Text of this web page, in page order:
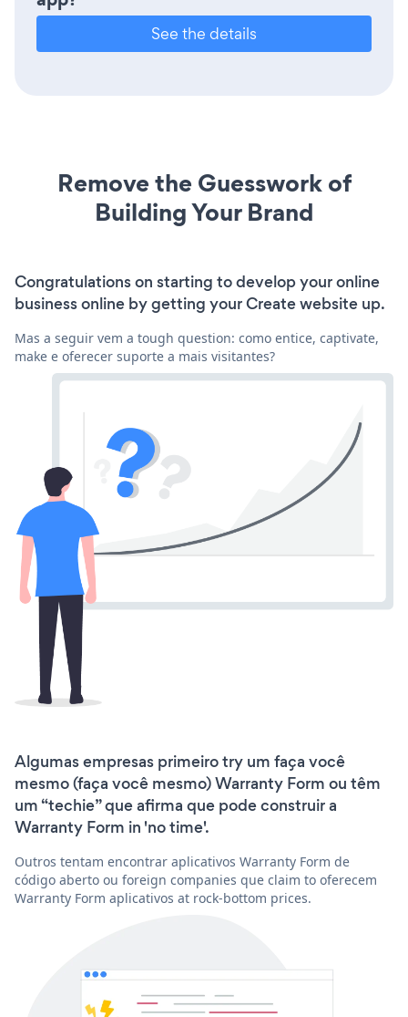
See the details
Remove the Guesswork of
Building Your Brand
Congratulations on starting to develop your online
business online by getting your Create website up.
Mas a seguir vem a tough question: como entice, captivate,
make e oferecer suporte a mais visitantes?
Algumas empresas primeiro try um faça você
mesmo (faça você mesmo) Warranty Form ou têm
um “techie” que afirma que pode construir a
Warranty Form in 'no time'.
Outros tentam encontrar aplicativos Warranty Form de
código aberto ou foreign companies que claim to oferecem
Warranty Form aplicativos at rock-bottom prices.